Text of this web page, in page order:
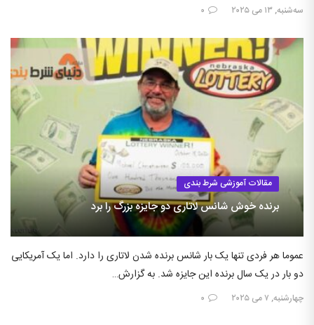
سه‌شنبه, ۱۳ می ۲۰۲۵ ۰
مقالات آموزشی شرط بندی
برنده خوش شانس لاتاری دو جایزه بزرگ را برد
عموما هر فردی تنها یک بار شانس برنده شدن لاتاری را دارد. اما یک آمریکایی
دو بار در یک سال برنده این جایزه شد. به گزارش…
چهارشنبه, ۷ می ۲۰۲۵ ۰